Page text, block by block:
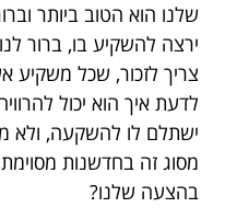
שלנו הוא הטוב ביותר
ירצה להשקיע בו, ברור
צריך לזכור, שכל משקיע
לדעת איך הוא יכול
ישתלם לו להשקעה, ולא
מסוג זה בחדשנות
בהצעה שלנו?